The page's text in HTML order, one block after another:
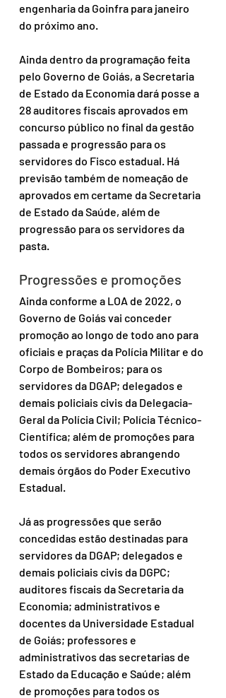
engenharia da Goinfra para janeiro
do próximo ano.
Ainda dentro da programação feita
pelo Governo de Goiás, a Secretaria
de Estado da Economia dará posse a
28 auditores fiscais aprovados em
concurso público no final da gestão
passada e progressão para os
servidores do Fisco estadual. Há
previsão também de nomeação de
aprovados em certame da Secretaria
de Estado da Saúde, além de
progressão para os servidores da
pasta.
Progressões e promoções
Ainda conforme a LOA de 2022, o
Governo de Goiás vai conceder
promoção ao longo de todo ano para
oficiais e praças da Polícia Militar e do
Corpo de Bombeiros; para os
servidores da DGAP; delegados e
demais policiais civis da Delegacia-
Geral da Polícia Civil; Polícia Técnico-
Científica; além de promoções para
todos os servidores abrangendo
demais órgãos do Poder Executivo
Estadual.
Já as progressões que serão
concedidas estão destinadas para
servidores da DGAP; delegados e
demais policiais civis da DGPC;
auditores fiscais da Secretaria da
Economia; administrativos e
docentes da Universidade Estadual
de Goiás; professores e
administrativos das secretarias de
Estado da Educação e Saúde; além
de promoções para todos os